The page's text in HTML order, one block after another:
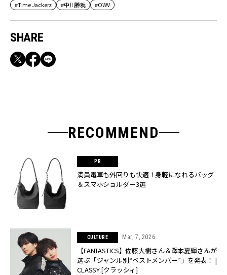
#Time Jackerz #中川勝就 #OWV
SHARE
RECOMMEND
満員電車も外回りも快適！身軽になれるバッグ
＆スマホショルダー3選
CULTURE Mar, 7, 2026
【FANTASTICS】佐藤大樹さん＆澤本夏輝さんが
選ぶ「ジャンル別“ベストメンバー”」を発表！ |
CLASSY.[クラッシィ]